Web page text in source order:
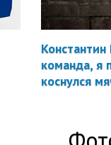
Константин
команда, я
коснулся